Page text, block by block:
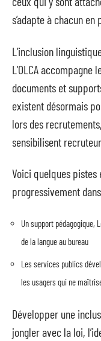
s’adapte à chacun en
L’inclusion
L’OLCA
documents et
existent désormais
lors des
sensibilisent
Voici quelques pistes
progressivement
Un support pédagogique,
de la langue au bureau
Les services publics
les usagers qui ne
Développer une
jongler avec la loi,